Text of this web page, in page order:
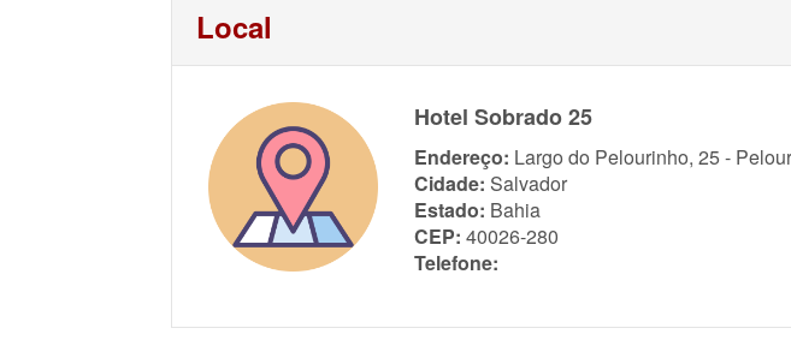
Local
Hotel Sobrado 25
Endereço: Largo do Pelourinho, 25 -
Cidade: Salvador
Estado: Bahia
CEP: 40026-280
Telefone: